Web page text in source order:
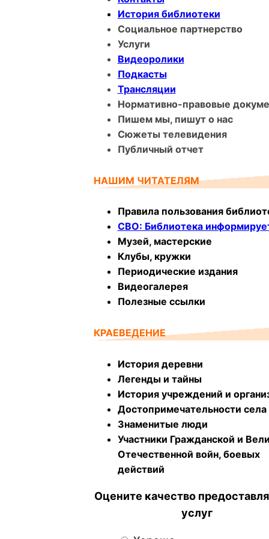
История библиотеки
Социальное партнерство
Услуги
Видеоролики
Подкасты
Трансляции
Нормативно-правовые
Пишем мы, пишут о нас
Сюжеты телевидения
Публичный отчет
НАШИМ ЧИТАТЕЛЯМ
Правила пользования
СВО: Библиотека
Музей, мастерские
Клубы, кружки
Периодические издания
Видеогалерея
Полезные ссылки
КРАЕВЕДЕНИЕ
История деревни
Легенды и тайны
История учреждений и
Достопримечательности села
Знаменитые люди
Участники Гражданской и
Отечественной войн, боевых
действий
Оцените качество
услуг